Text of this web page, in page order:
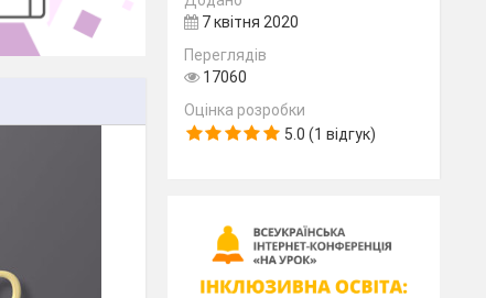
7 квітня 2020
Переглядів
17060
Оцінка розробки
5.0 (1 відгук)